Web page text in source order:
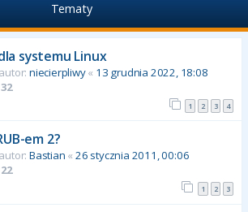
Tematy
systemu Linux
niecierpliwy« 13 grudnia 2022, 18:08
32
1 2 3 4
em 2?
Bastian «26 stycznia 2011, 00:06
22
1 2 3